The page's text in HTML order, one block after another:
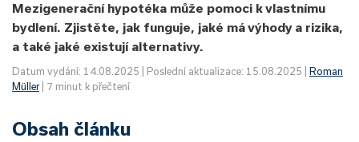
Mezigenerační hypotéka může pomoci k vlastnímu
bydlení. Zjistěte, jak funguje, jaké má výhody a rizika,
a také jaké existují alternativy.
Datum vydání: 14.08.2025 | Poslední aktualizace: 15.08.2025 |
Roman
Müller| 7 minut k přečtení
Obsah článku